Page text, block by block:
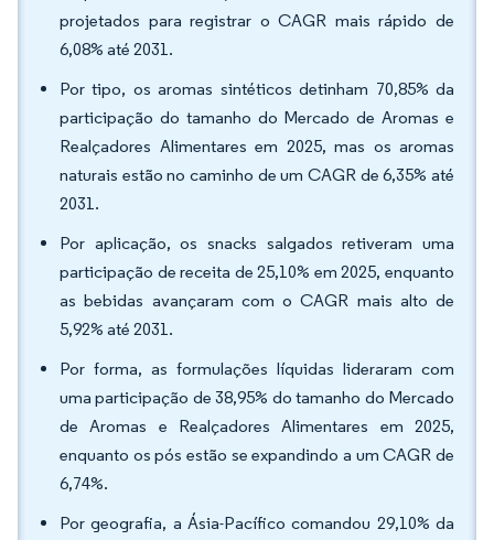
projetados para registrar o CAGR mais rápido de
6,08% até 2031.
Por tipo, os aromas sintéticos detinham 70,85% da
participação do tamanho do Mercado de Aromas e
Realçadores Alimentares em 2025, mas os aromas
naturais estão no caminho de um CAGR de 6,35% até
2031.
Por aplicação, os snacks salgados retiveram uma
participação de receita de 25,10% em 2025, enquanto
as bebidas avançaram com o CAGR mais alto de
5,92% até 2031.
Por forma, as formulações líquidas lideraram com
uma participação de 38,95% do tamanho do Mercado
de Aromas e Realçadores Alimentares em 2025,
enquanto os pós estão se expandindo a um CAGR de
6,74%.
Por geografia, a Ásia-Pacífico comandou 29,10% da